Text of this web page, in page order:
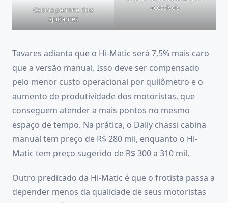
Cabina permite dois
ajudantes
acessíveis
Tavares adianta que o Hi-Matic será 7,5% mais caro
que a versão manual. Isso deve ser compensado
pelo menor custo operacional por quilômetro e o
aumento de produtividade dos motoristas, que
conseguem atender a mais pontos no mesmo
espaço de tempo. Na prática, o Daily chassi cabina
manual tem preço de R$ 280 mil, enquanto o Hi-
Matic tem preço sugerido de R$ 300 a 310 mil.
Outro predicado da Hi-Matic é que o frotista passa a
depender menos da qualidade de seus motoristas